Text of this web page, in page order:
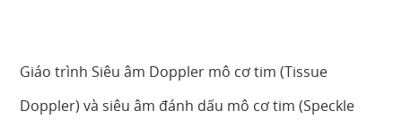
Giáo trình Siêu âm Doppler mô cơ tim (Tissue
Doppler) và siêu âm đánh dấu mô cơ tim (Speckle